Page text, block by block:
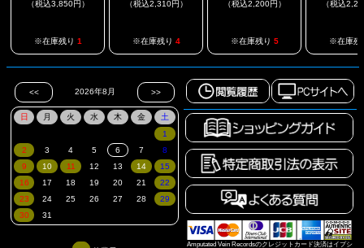
（税込3,850円）
※在庫残り 1
（税込2,310円）
※在庫残り 4
（税込2,200円）
※在庫残り 5
（税込
※在庫残
Amputated Vein Recordsのクレジットカード決済はイプシ